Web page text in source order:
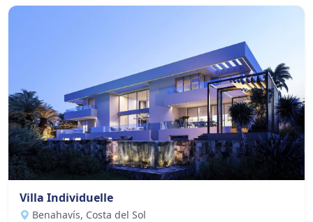
Villa Individuelle
Benahavís, Costa del Sol